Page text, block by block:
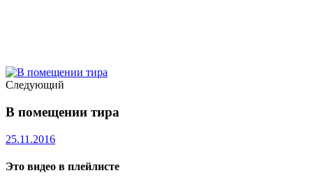
Следующий
В помещении тира
25.11.2016
Это видео в плейлисте